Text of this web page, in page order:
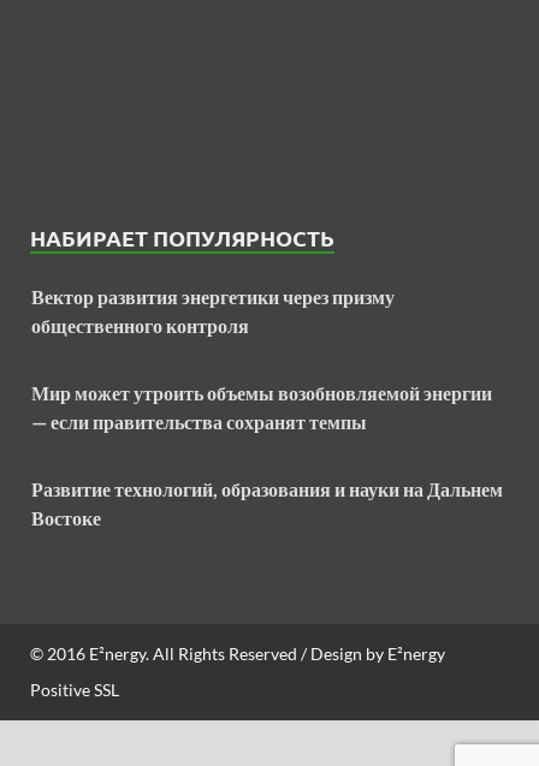
НАБИРАЕТ ПОПУЛЯРНОСТЬ
Вектор развития энергетики через призму
общественного контроля
Мир может утроить объемы возобновляемой энергии
— если правительства сохранят темпы
Развитие технологий, образования и науки на Дальнем
Востоке
© 2016 E²nergy. All Rights Reserved / Design by E²nergy
Positive SSL